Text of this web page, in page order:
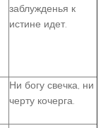
заблужденья к
истине идет.
Ни богу свечка, ни
черту кочерга.